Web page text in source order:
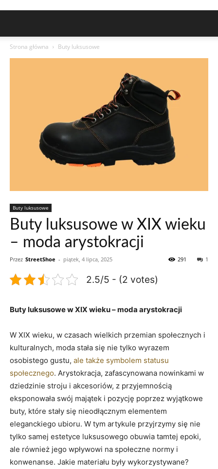
Strona główna Buty luksusowe
Buty luksusowe
Buty luksusowe w XIX wieku
– moda arystokracji
Przez StreetShoe - piątek, 4 lipca, 2025 1
291
2.5/5 - (2 votes)
Buty luksusowe w XIX wieku – moda arystokracji
W XIX wieku, w czasach wielkich przemian społecznych i
kulturalnych, moda stała się nie tylko wyrazem
osobistego gustu, ale także symbolem statusu
społecznego. Arystokracja, zafascynowana nowinkami w
dziedzinie stroju i akcesoriów, z przyjemnością
eksponowała swój majątek i pozycję poprzez wyjątkowe
buty, które stały się nieodłącznym elementem
eleganckiego ubioru. W tym artykule przyjrzymy się nie
tylko samej estetyce luksusowego obuwia tamtej epoki,
ale również jego wpływowi na społeczne normy i
konwenanse. Jakie materiału były wykorzystywane?